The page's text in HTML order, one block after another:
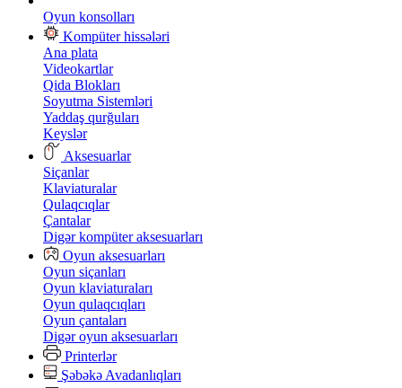
Oyun konsolları
Kompüter hissələri
Ana plata
Videokartlar
Qida Blokları
Soyutma Sistemləri
Yaddaş qurğuları
Keyslər
Aksesuarlar
Siçanlar
Klaviaturalar
Qulaqcıqlar
Çantalar
Digər kompüter aksesuarları
Oyun aksesuarları
Oyun siçanları
Oyun klaviaturaları
Oyun qulaqcıqları
Oyun çantaları
Digər oyun aksesuarları
Printerlər
Şəbəkə Avadanlıqları